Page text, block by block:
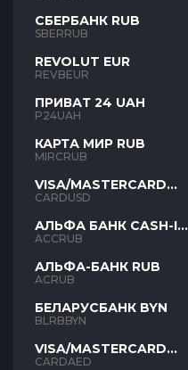
СБЕРБАНК RUB
SBERRUB
REVOLUT EUR
REVBEUR
ПРИВАТ 24 UAH
P24UAH
КАРТА МИР RUB
MIRCRUB
VISA/MASTERCARD
USD
CARDUSD
АЛЬФА БАНК CASH-IN
RUB
ACCRUB
АЛЬФА-БАНК RUB
ACRUB
БЕЛАРУСБАНК BYN
BLRBBYN
VISA/MASTERCARD
AED
CARDAED